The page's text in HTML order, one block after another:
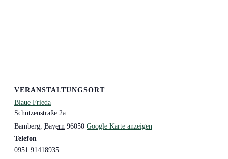
VERANSTALTUNGSORT
Blaue Frieda
Schützenstraße 2a
Bamberg Bayern 96050 Google Karte anzeigen
Telefon
0951 91418935